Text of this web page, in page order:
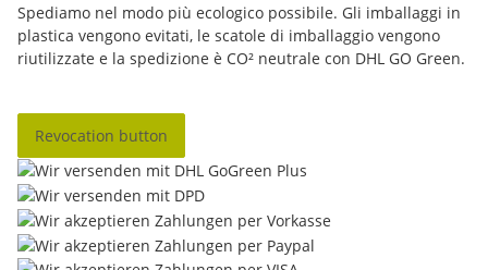
Spediamo nel modo più ecologico possibile. Gli imballaggi in
plastica vengono evitati, le scatole di imballaggio vengono
riutilizzate e la spedizione è CO² neutrale con DHL GO Green.
Revocation button